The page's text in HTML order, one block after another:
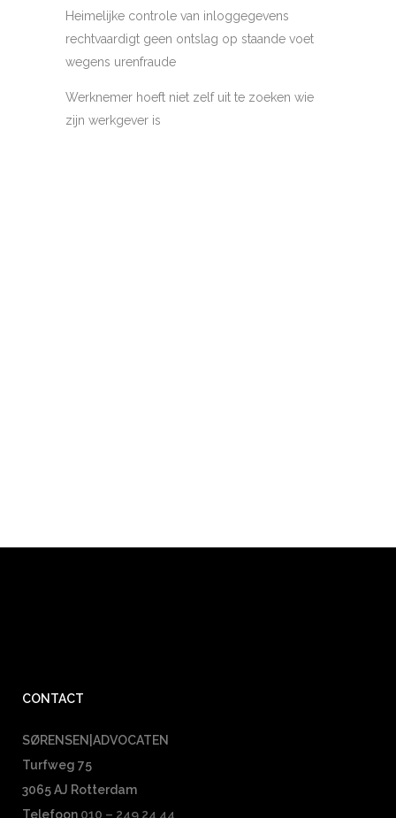
Heimelijke controle van inloggegevens
rechtvaardigt geen ontslag op staande voet
wegens urenfraude
Werknemer hoeft niet zelf uit te zoeken wie
zijn werkgever is
CONTACT
SØRENSEN|ADVOCATEN
Turfweg 75
3065 AJ Rotterdam
Telefoon 010 – 249 24 44